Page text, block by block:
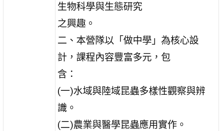
生物科學與生態研究
之興趣。
二、本營隊以「做中學」為核心設
計，課程內容豐富多元，包
含：
(一)水域與陸域昆蟲多樣性觀察與辨
識。
(二)農業與醫學昆蟲應用實作。